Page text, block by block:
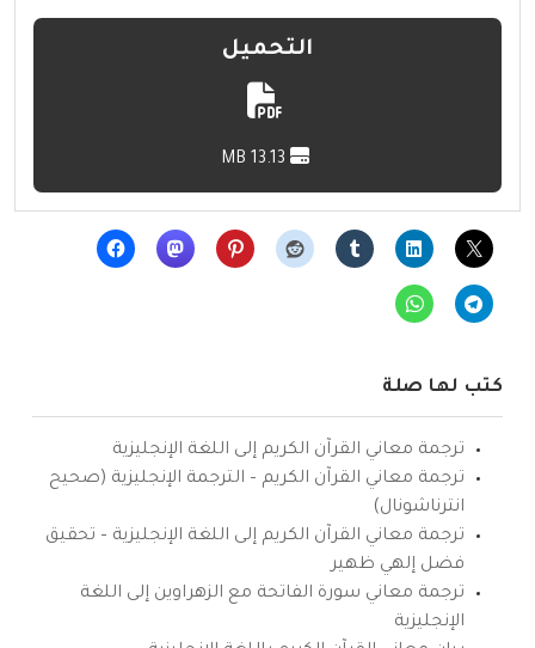
التحميل
كتب لها صلة
ترجمة معاني القرآن الكريم إلى اللغة الإنجليزية
ترجمة معاني القرآن الكريم – الترجمة الإنجليزية (صحيح
انترناشونال)
ترجمة معاني القرآن الكريم إلى اللغة الإنجليزية – تحقيق
فضل إلهي ظهير
ترجمة معاني سورة الفاتحة مع الزهراوين إلى اللغة
الإنجليزية